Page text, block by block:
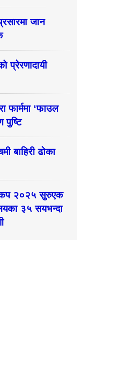
जान
प्रेरणादायी
फार्ममा ‘फाउल
बाहिरी ढोका
कप २०२५ सुरुएक
३५ सयभन्दा